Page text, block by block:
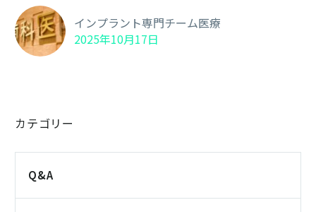
インプラント専門チーム医療
2025年10月17日
カテゴリー
Q&A